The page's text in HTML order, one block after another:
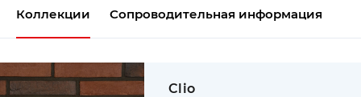
Коллекции Сопроводительная информация
Clio